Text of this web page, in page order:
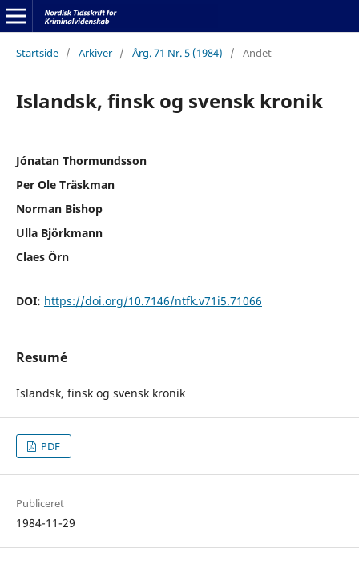
Startside / Arkiver / Årg. 71 Nr. 5 (1984) / Andet
Islandsk, finsk og svensk kronik
Jónatan Thormundsson
Per Ole Träskman
Norman Bishop
Ulla Björkmann
Claes Örn
DOI: https://doi.org/10.7146/ntfk.v71i5.71066
Resumé
Islandsk, finsk og svensk kronik
PDF
Publiceret
1984-11-29